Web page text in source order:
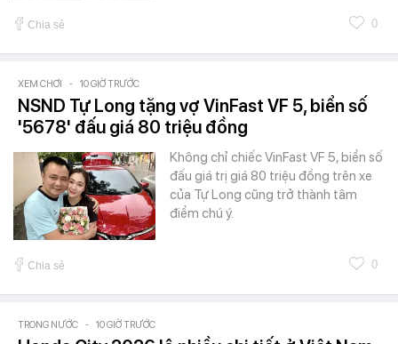
Chia sẻ 0
XEM CHƠI - 10 GIỜ TRƯỚC
NSND Tự Long tặng vợ VinFast VF 5, biển số
'5678' đấu giá 80 triệu đồng
Không chỉ chiếc VinFast VF 5, biển số
đấu giá trị giá 80 triệu đồng trên xe
của Tự Long cũng trở thành tâm
điểm chú ý.
Chia sẻ 0
TRONG NƯỚC - 10 GIỜ TRƯỚC